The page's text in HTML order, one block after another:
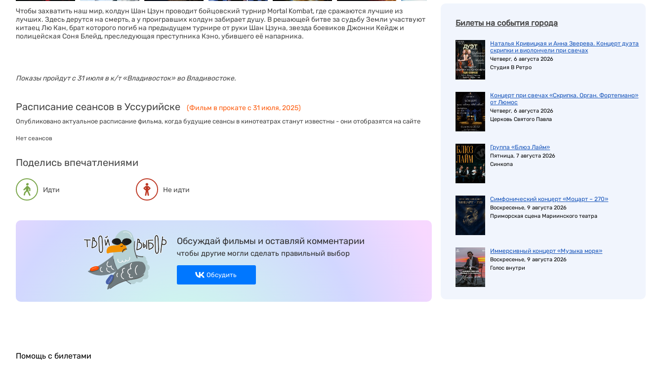
Чтобы захватить наш мир, колдун Шан Цзун проводит бойцовский турнир Mortal Kombat, где сражаются лучшие из
лучших. Здесь дерутся на смерть, а у проигравших колдун забирает душу. В решающей битве за судьбу Земли участвуют
китаец Лю Кан, брат которого погиб на предыдущем турнире от руки Шан Цзуна, звезда боевиков Джонни Кейдж и
полицейская Соня Блейд, преследующая преступника Кэно, убившего её напарника.
Показы пройдут с 31 июля в к/т «‎Владивосток» во Владивостоке.
Расписание сеансов в Уссурийске (Фильм в прокате с 31 июля, 2025)
Опубликовано актуальное расписание фильма, когда будущие сеансы в кинотеатрах станут известны - они отобразятся на сайте
Нет сеансов
Поделись впечатлениями
Идти Не идти
Обсуждай фильмы и оставляй комментарии
чтобы другие могли сделать правильный выбор
Обсудить
Билеты на события города
Наталья Кривицкая и Анна Зверева. Концерт дуэта
скрипки и виолончели при свечах
Четверг, 6 августа 2026
Студия В Ретро
Концерт при свечах «Скрипка. Орган. Фортепиано»
от Люмос
Четверг, 6 августа 2026
Церковь Святого Павла
Группа «Блюз Лайм»
Пятница, 7 августа 2026
Синкопа
Симфонический концерт «Моцарт – 270»
Воскресенье, 9 августа 2026
Приморская сцена Мариинского театра
Иммерсивный концерт «Музыка моря»
Воскресенье, 9 августа 2026
Голос внутри
Помощь с билетами